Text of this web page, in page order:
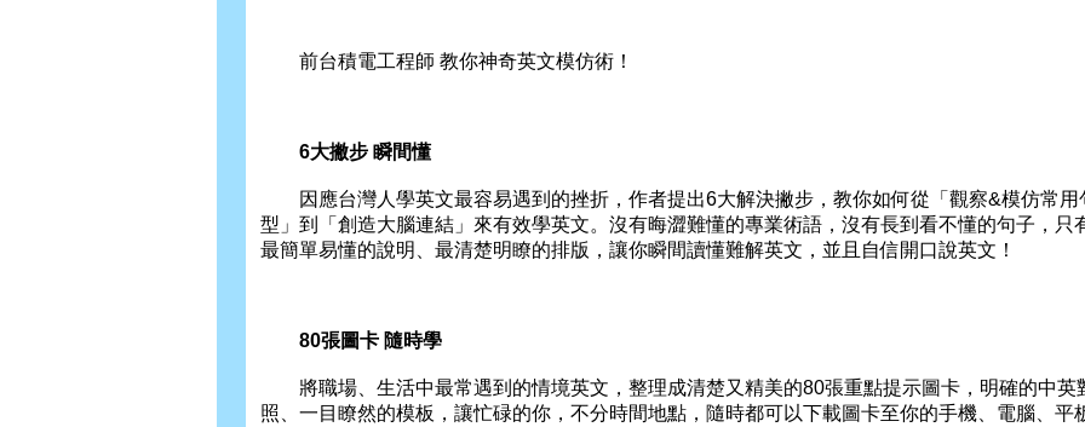
前台積電工程師 教你神奇英文模仿術！
6大撇步 瞬間懂
因應台灣人學英文最容易遇到的挫折，作者提出6大解決撇步，教你如何從「觀察&模仿常用
型」到「創造大腦連結」來有效學英文。沒有晦澀難懂的專業術語，沒有長到看不懂的句子，只
最簡單易懂的說明、最清楚明瞭的排版，讓你瞬間讀懂難解英文，並且自信開口說英文！
80張圖卡 隨時學
將職場、生活中最常遇到的情境英文，整理成清楚又精美的80張重點提示圖卡，明確的中英
照、一目瞭然的模板，讓忙碌的你，不分時間地點，隨時都可以下載圖卡至你的手機、電腦、平